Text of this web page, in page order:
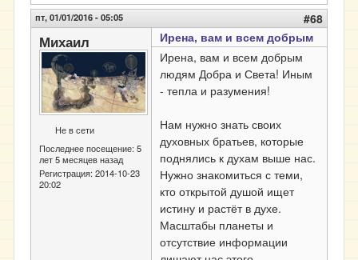
пт, 01/01/2016 - 05:05 #68
Михаил
Не в сети
Последнее посещение:5
лет 5 месяцев назад
Регистрация:2014-10-23
20:02
Ирена, вам и всем добрым
Ирена, вам и всем добрым
людям Добра и Света! Иным
- тепла и разумения!
Нам нужно знать своих
духовных братьев, которые
поднялись к духам выше нас.
Нужно знакомиться с теми,
кто открытой душой ищет
истину и растёт в духе.
Масштабы планеты и
отсутствие информации